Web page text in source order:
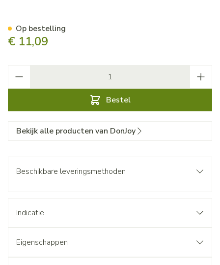
€ 11,09
Bestel
Op bestelling
Bekijk alle producten van DonJoy
Beschikbare leveringsmethoden
Indicatie
Eigenschappen